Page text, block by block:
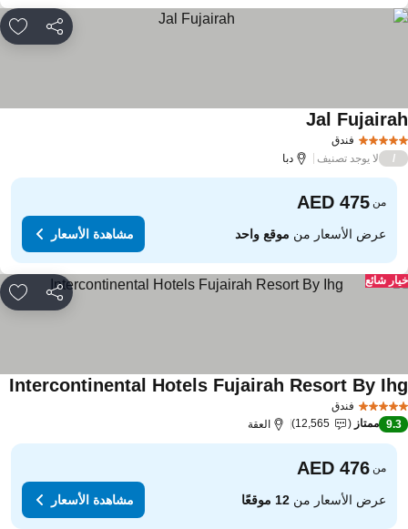
مشاركة
فندق
Jal
لا يوجد تصنيف دبا
من
عرض الأسعار منموقع واحد مشاهدة الأسعار
مشاركة
شائع
فندق
Intercontinental Hotels Fujairah Resort By
9.3 ممتاز 12,565 العقة
من
عرض الأسعار من12 موقعًا مشاهدة الأسعار